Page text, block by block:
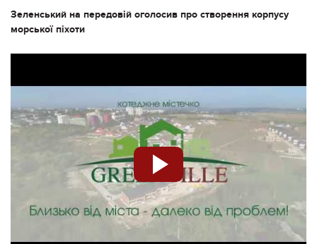
Зеленський на передовій оголосив про створення корпусу
морської піхоти